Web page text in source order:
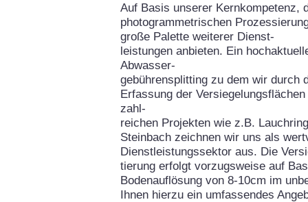
Auf Basis unserer Kernkompetenz,
photogrammetrischen
große Palette weiterer Dienst-
leistungen anbieten. Ein
Abwasser-
gebührensplitting zu dem wir durch
Erfassung der
zahl-
reichen Projekten wie z.B.
Steinbach zeichnen wir uns als
Dienstleistungssektor aus. Die
tierung erfolgt vorzugsweise auf
Bodenauflösung von 8-10cm im
Ihnen hierzu ein umfassendes